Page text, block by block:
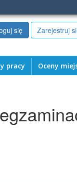
się Zarejestruj
pracy Oceny